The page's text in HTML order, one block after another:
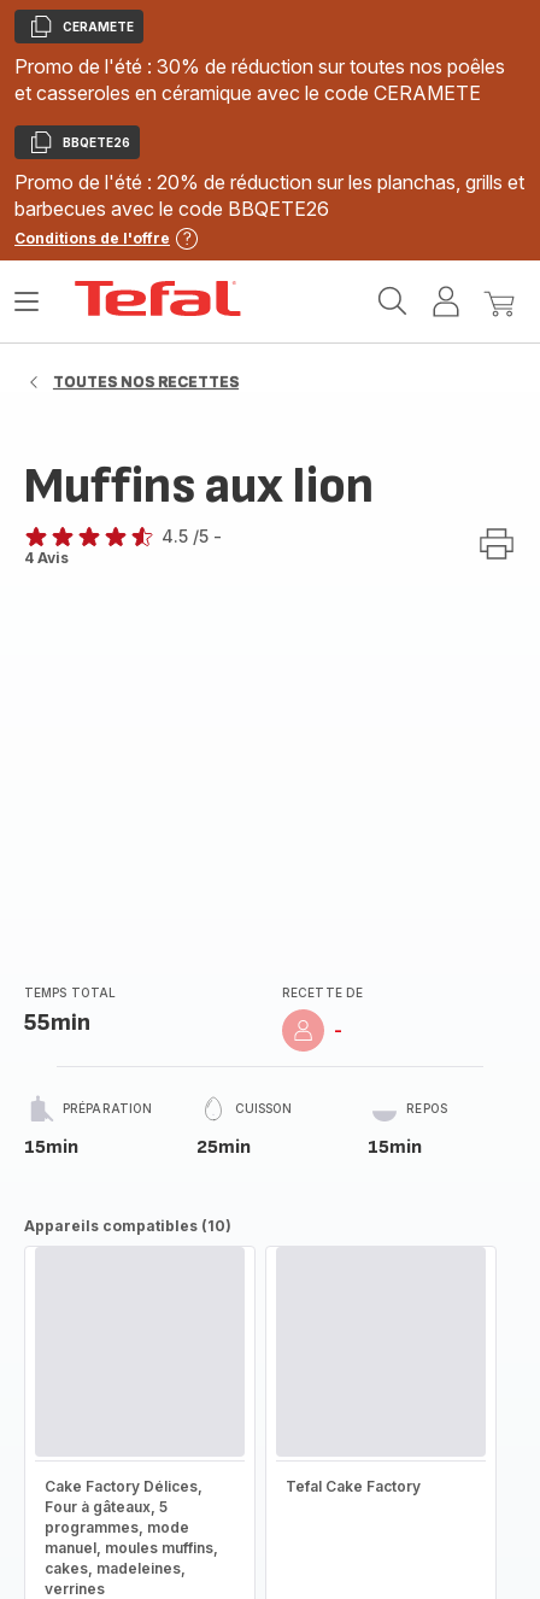
Copier
CERAMETE
Promo de l'été : 30% de réduction sur toutes nos poêles
et casseroles en céramique avec le code CERAMETE
Copier
BBQETE26
Promo de l'été : 20% de réduction sur les planchas, grills et
barbecues avec le code BBQETE26
Conditions de l'offre
MonMon
Ouvrir
TOUTES NOS RECETTES
Muffins aux lion
ratings.4.5
4.5 /5 -
4 Avis
TEMPS TOTAL
55min
RECETTE DE
-
PRÉPARATION
15min
CUISSON
25min
REPOS
15min
Appareils compatibles (10)
Cake Factory Délices,
Four à gâteaux, 5
programmes, mode
manuel, moules muffins,
cakes, madeleines,
verrines
Tefal Cake Factory